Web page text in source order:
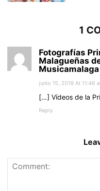
1
Fotografías
Malagueñas
Musicamalaga
junio 15, 2019 At 11:46
[…] Vídeos de la
Reply